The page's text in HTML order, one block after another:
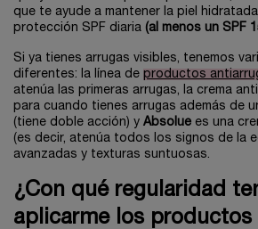
que te ayude a mantener la piel
protección SPF diaria (al menos un SPF
Si ya tienes arrugas visibles, tenemos
diferentes: la línea de productos
atenúa las primeras arrugas, la crema
para cuando tienes arrugas además de
(tiene doble acción) y Absolue es una
(es decir, atenúa todos los signos de la
avanzadas y texturas suntuosas.
¿Con qué regularidad
aplicarme los productos